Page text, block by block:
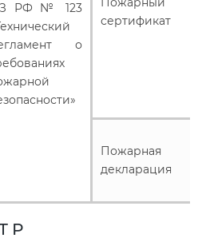
РФ № 123
о
сертификат
Пожарная
декларация
Р